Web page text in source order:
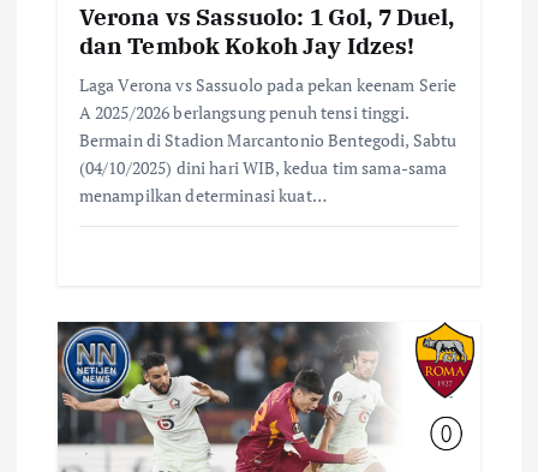
Verona vs Sassuolo: 1 Gol, 7 Duel,
dan Tembok Kokoh Jay Idzes!
Laga Verona vs Sassuolo pada pekan keenam Serie
A 2025/2026 berlangsung penuh tensi tinggi.
Bermain di Stadion Marcantonio Bentegodi, Sabtu
(04/10/2025) dini hari WIB, kedua tim sama-sama
menampilkan determinasi kuat…